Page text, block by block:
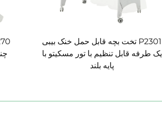
P2301 تخت بچه قابل حمل خنک بیبی
یک طرفه قابل تنظیم با تور مسکیتو با
پایه بلند